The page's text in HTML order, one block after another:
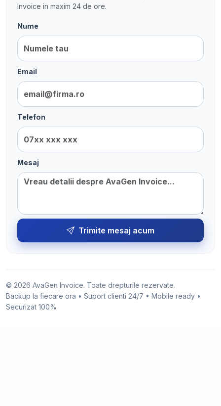
Invoice in maxim 24 de ore.
Nume
Email
Telefon
Mesaj
Trimite mesaj acum
© 2026 AvaGen Invoice. Toate drepturile rezervate.
Backup la fiecare ora • Suport clienti 24/7 • Mobile ready •
Securizat 100%